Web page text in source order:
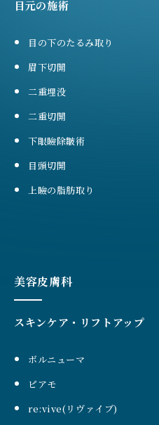
目元の施術
目の下のたるみ取り
眉下切開
二重埋没
二重切開
下眼瞼除皺術
目頭切開
上瞼の脂肪取り
美容皮膚科
スキンケア・リフトアップ
ボルニューマ
ピアモ
re:vive(リヴァイブ)